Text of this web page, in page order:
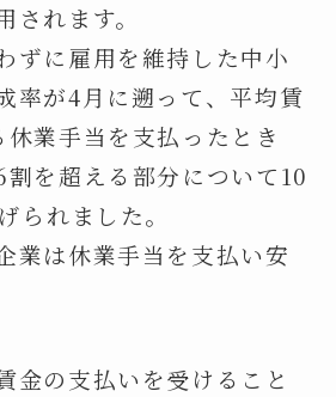
されます。
ずに雇用を維持した中小
率が4月に遡って、平均賃
業手当を支払ったとき
を超える部分について10
られました。
業は休業手当を支払い安
金の支払いを受けること